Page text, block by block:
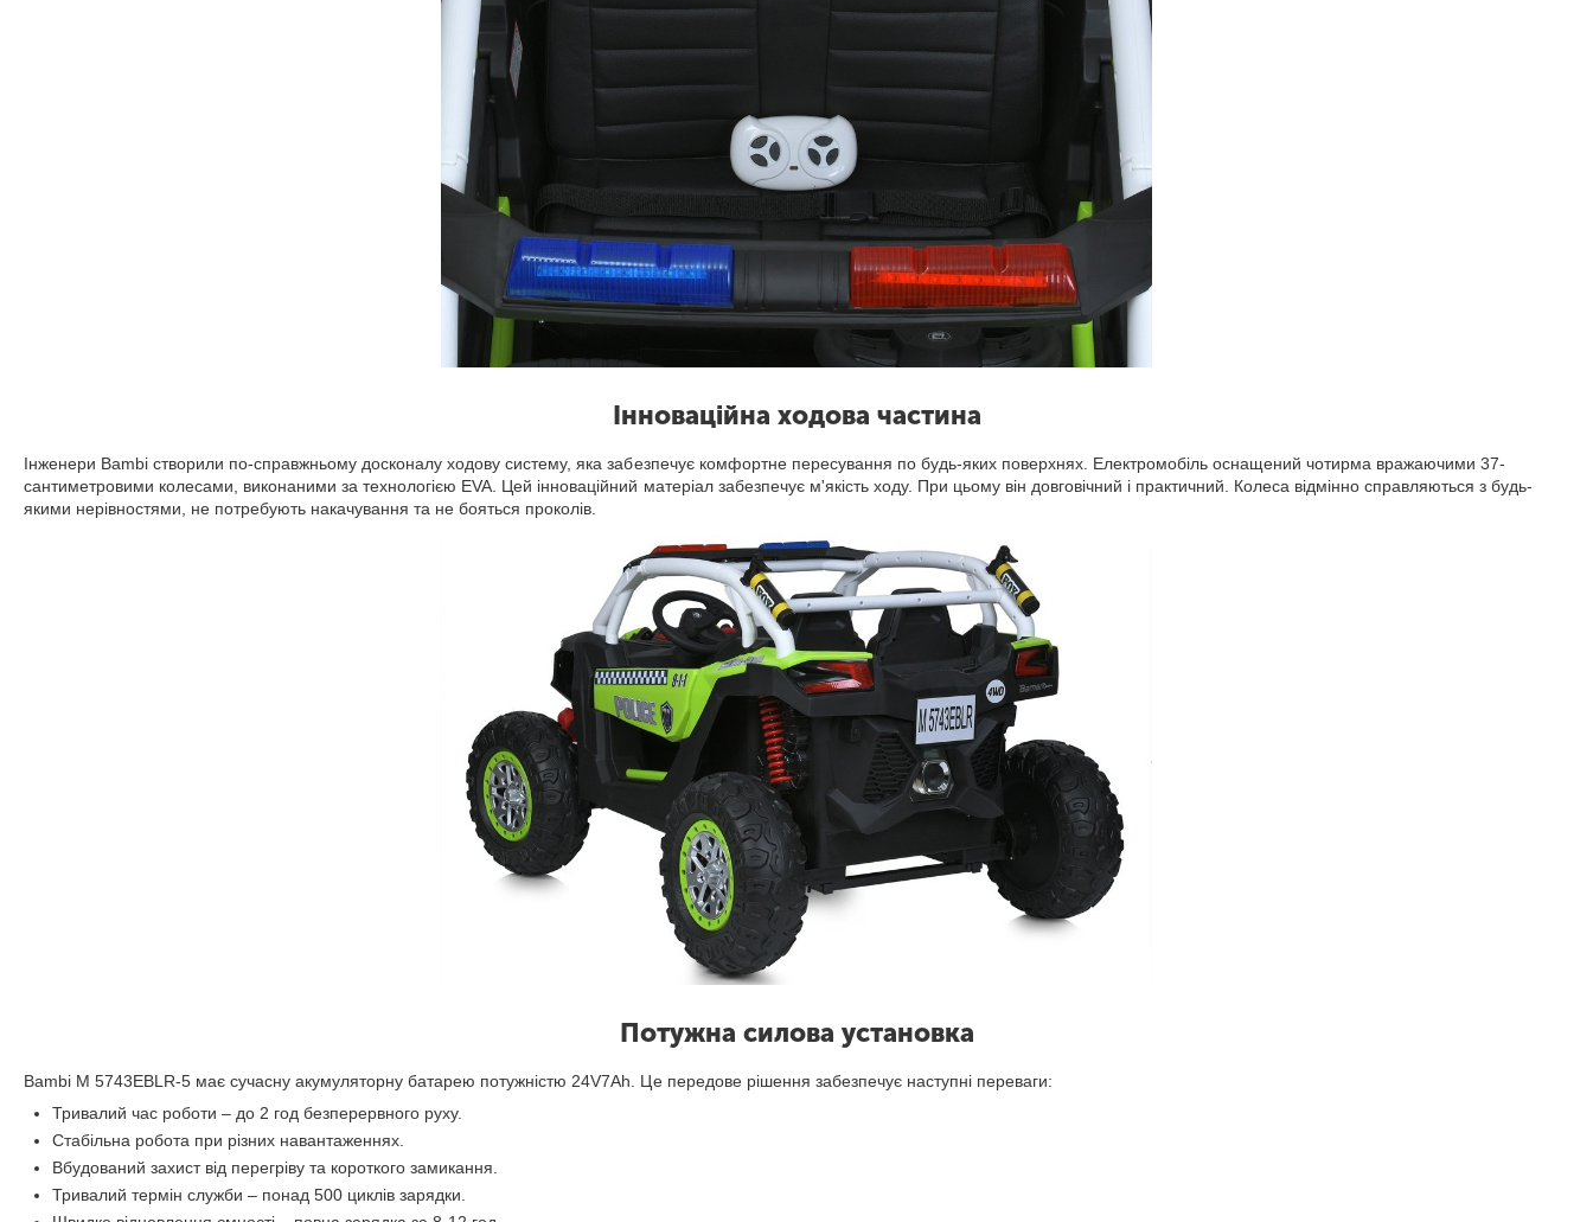
Інноваційна ходова частина
Інженери Bambi створили по-справжньому досконалу ходову систему, яка забезпечує комфортне пересування по будь-яких поверхнях. Електромобіль оснащений чотирма вражаючими 37-
сантиметровими колесами, виконаними за технологією EVA. Цей інноваційний матеріал забезпечує м'якість ходу. При цьому він довговічний і практичний. Колеса відмінно справляються з будь-
якими нерівностями, не потребують накачування та не бояться проколів.
Потужна силова установка
Bambi M 5743EBLR-5 має сучасну акумуляторну батарею потужністю 24V7Ah. Це передове рішення забезпечує наступні переваги:
Тривалий час роботи – до 2 год безперервного руху.
Стабільна робота при різних навантаженнях.
Вбудований захист від перегріву та короткого замикання.
Тривалий термін служби – понад 500 циклів зарядки.